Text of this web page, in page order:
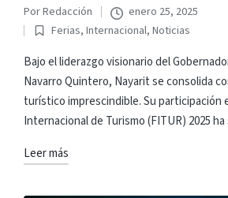
Publicado
por
PorRedacción
enero 25, 2025
Publicado
en
Ferias, Internacional, Noticias
Bajo el liderazgo visionario del
Navarro Quintero, Nayarit se consolida
turístico imprescindible. Su participación
Internacional de Turismo (FITUR) 2025
Leer más